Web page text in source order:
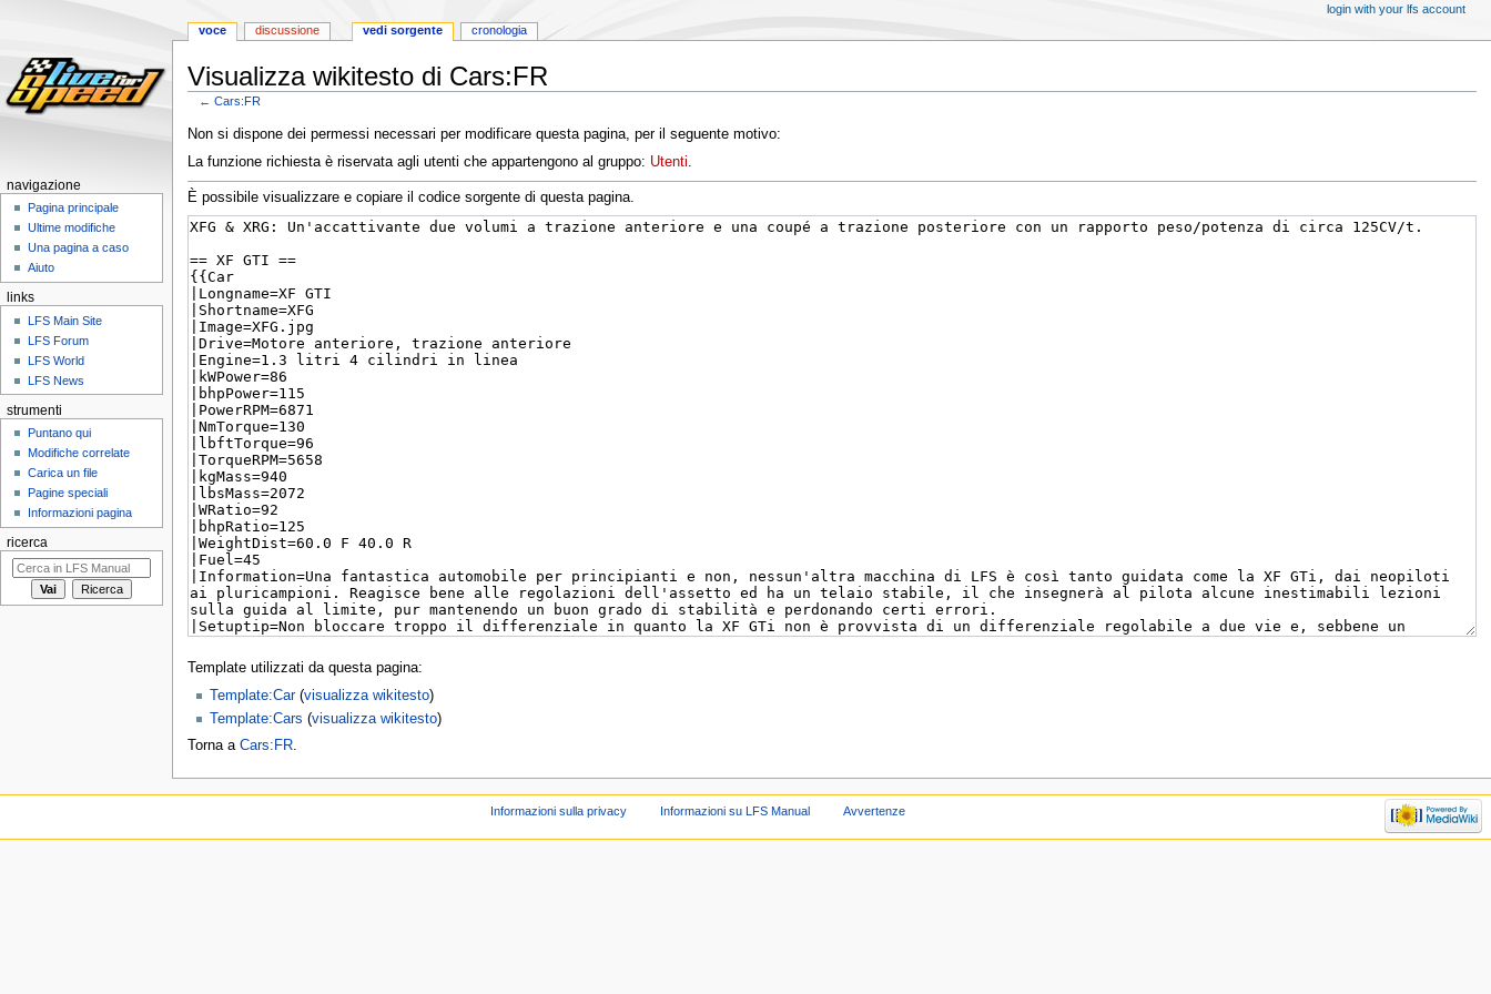
Visualizza wikitesto di Cars:FR
←Cars:FR
Vai
alla
Vai
alla
Non si dispone dei permessi necessari per modificare questa pagina, per il seguente motivo:
La funzione richiesta è riservata agli utenti che appartengono al gruppo: Utenti.
È possibile visualizzare e copiare il codice sorgente di questa pagina.
Template utilizzati da questa pagina:
Template:Car(visualizza wikitesto)
Template:Cars (visualizza wikitesto)
Torna a Cars:FR.
voce discussione vedi sorgente cronologia
login with your lfs account
navigazione
Pagina principale
Ultime modifiche
Una pagina a caso
Aiuto
links
LFS Main Site
LFS Forum
LFS World
LFS News
strumenti
Puntano qui
Modifiche correlate
Carica un file
Pagine speciali
Informazioni pagina
ricerca
Informazioni sulla privacy Informazioni su LFS Manual Avvertenze